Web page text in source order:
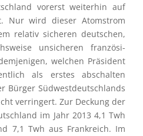
vorerst weiter­hin auf
Nur wird dieser Atomstrom
relativ siche­ren deutschen,
unsiche­ren franzö­si­
welchen Präsi­dent
als erstes abschal­ten
Bürger Südwest­deutsch­lands
verrin­gert. Zur Deckung der
im Jahr 2013 4,1 Twh
7,1 Twh aus Frank­reich. Im